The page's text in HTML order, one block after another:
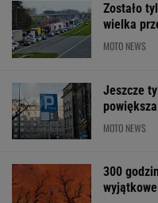
Zostało
wielka
MOTO NEWS
Jeszcze
MOTO NEWS
300
wyjątkowe